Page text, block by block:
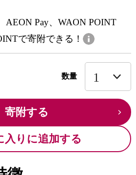
AEON Pay、WAON POINT
で寄附できる！
数量
寄附する
入りに追加する